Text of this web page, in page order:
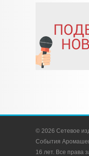
© 2026 Сетевое
События
16 лет. Все права